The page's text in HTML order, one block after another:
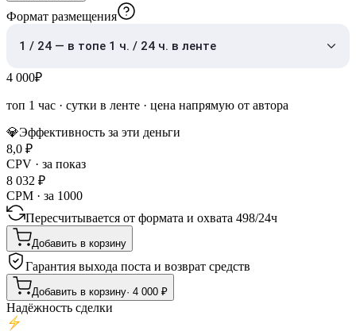
Формат размещения
1 / 24 — в топе 1 ч. / 24 ч. в ленте
4 000₽
топ 1 час · сутки в ленте · цена напрямую от автора
💎Эффективность за эти деньги
8,0 ₽
CPV · за показ
8 032 ₽
CPM · за 1000
Пересчитывается от формата и охвата 498/24ч
Добавить в корзину
Гарантия выхода поста и возврат средств
Добавить в корзину· 4 000 ₽
Надёжность сделки